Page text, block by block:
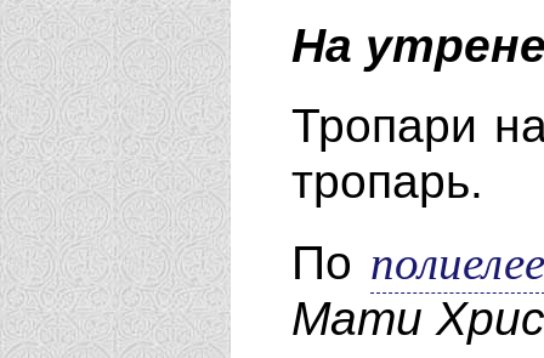
На
Тропари
тропарь.
По
Мати